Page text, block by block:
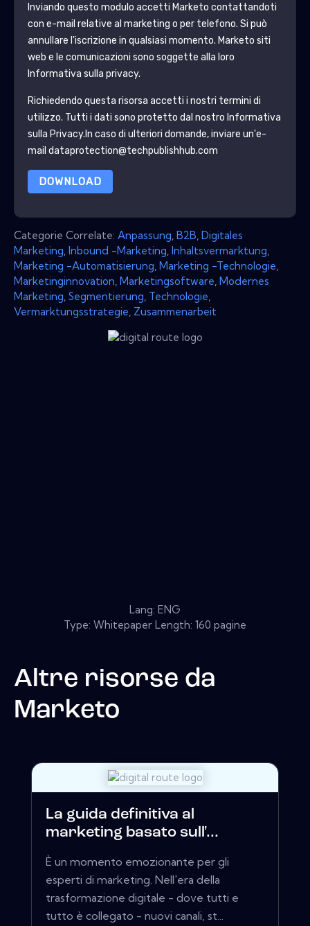
Inviando questo modulo accetti Marketo contattandoti
con e-mail relative al marketing o per telefono. Si può
annullare l'iscrizione in qualsiasi momento. Marketo siti
web e le comunicazioni sono soggette alla loro
Informativa sulla privacy.
Richiedendo questa risorsa accetti i nostri termini di
utilizzo. Tutti i dati sono protetto dal nostro Informativa
sulla Privacy.In caso di ulteriori domande, inviare un'e-
mail dataprotection@techpublishhub.com
DOWNLOAD
Categorie Correlate: Anpassung B2B Digitales
Marketing Inbound -Marketing Inhaltsvermarktung
Marketing -Automatisierung Marketing -Technologie
Marketinginnovation Marketingsoftware Modernes
Marketing Segmentierung Technologie
Vermarktungsstrategie Zusammenarbeit
Lang: ENG
Type: Whitepaper Length: 160 pagine
Altre risorse da
Marketo
La guida definitiva al
marketing basato sull'...
È un momento emozionante per gli
esperti di marketing. Nell'era della
trasformazione digitale - dove tutti e
tutto è collegato - nuovi canali, st...